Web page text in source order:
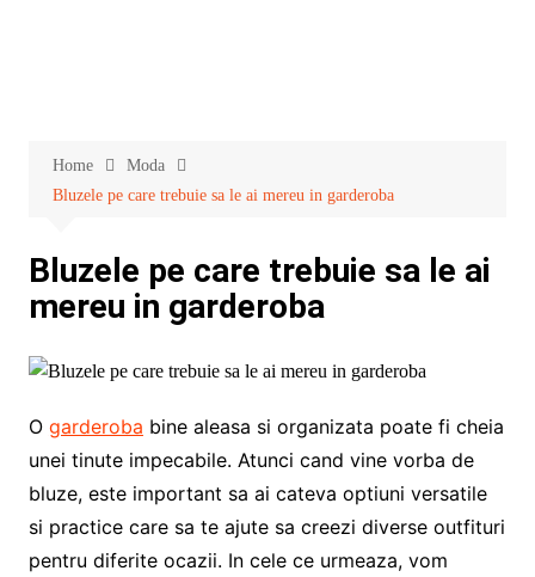
Home
Moda
Bluzele pe care trebuie sa le ai mereu in garderoba
Bluzele pe care trebuie sa le ai
mereu in garderoba
O garderoba bine aleasa si organizata poate fi cheia
unei tinute impecabile. Atunci cand vine vorba de
bluze, este important sa ai cateva optiuni versatile
si practice care sa te ajute sa creezi diverse outfituri
pentru diferite ocazii. In cele ce urmeaza, vom